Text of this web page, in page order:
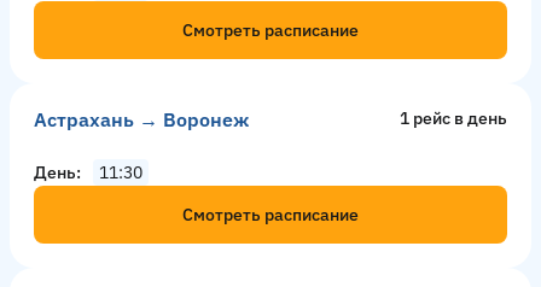
Смотреть расписание
Астрахань → Воронеж 1 рейс в день
День
11:30
Смотреть расписание